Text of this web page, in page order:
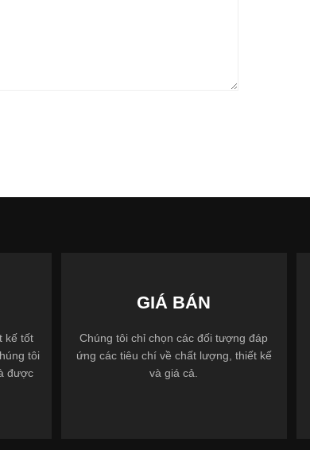
kế tốt
tôi
được
GIÁ BÁN
Chúng tôi chỉ chọn các đối tượng đáp
ứng các tiêu chí về chất lượng, thiết kế
và giá cả.